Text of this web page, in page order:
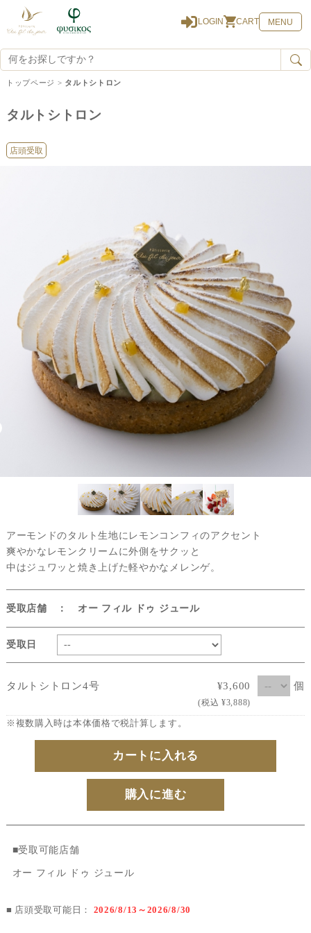
LOGIN CART
MENU
トップページ > タルトシトロン
タルトシトロン
店頭受取
アーモンドのタルト生地にレモンコンフィのアクセント
爽やかなレモンクリームに外側をサクッと
中はジュワッと焼き上げた軽やかなメレンゲ。
受取店舗 ： オー フィル ドゥ ジュール
受取日
タルトシトロン4号 ¥3,600
(税込 ¥3,888)
個
※複数購入時は本体価格で税計算します。
カートに入れる
購入に進む
■受取可能店舗
オー フィル ドゥ ジュール
■ 店頭受取可能日： 2026/8/13～2026/8/30